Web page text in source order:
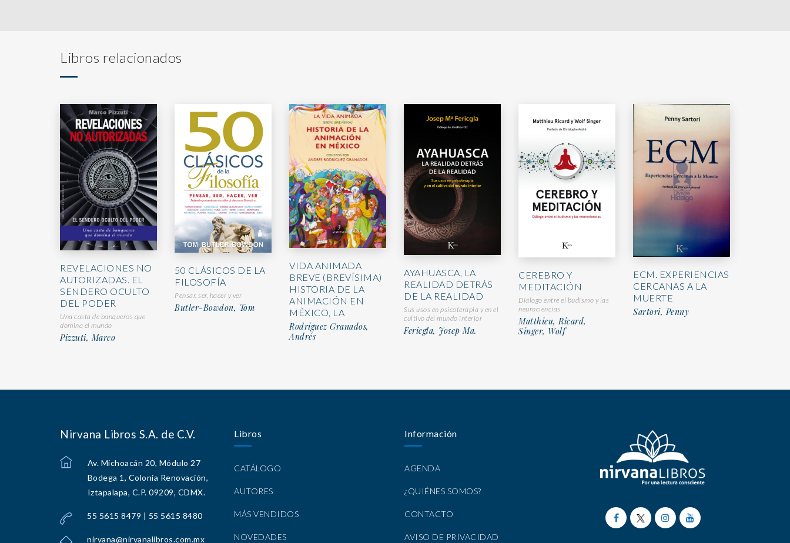
Libros relacionados
REVELACIONES NO
AUTORIZADAS. EL
SENDERO OCULTO
DEL PODER
Una casta de banqueros que
domina el mundo
Pizzuti, Marco
50 CLÁSICOS DE LA
FILOSOFÍA
Pensar, ser, hacer y ver
Butler-Bowdon, Tom
VIDA ANIMADA
BREVE (BREVÍSIMA)
HISTORIA DE LA
ANIMACIÓN EN
MÉXICO, LA
Rodríguez Granados,
Andrés
AYAHUASCA, LA
REALIDAD DETRÁS
DE LA REALIDAD
Sus usos en psicoterapia y en el
cultivo del mundo interior
Fericgla, Josep Ma.
CEREBRO Y
MEDITACIÓN
Diálogo entre el budismo y las
neurociencias
Matthieu, Ricard,
Singer, Wolf
ECM. EXPERIENCIAS
CERCANAS A LA
MUERTE
Sartori, Penny
Nirvana Libros S.A. de C.V.
Av. Michoacán 20, Módulo 27
Bodega 1, Colonia Renovación,
Iztapalapa, C.P. 09209, CDMX.
55 5615 8479 | 55 5615 8480
nirvana@nirvanalibros.com.mx
Libros
CATÁLOGO
AUTORES
MÁS VENDIDOS
NOVEDADES
Información
AGENDA
¿QUIÉNES SOMOS?
CONTACTO
AVISO DE PRIVACIDAD